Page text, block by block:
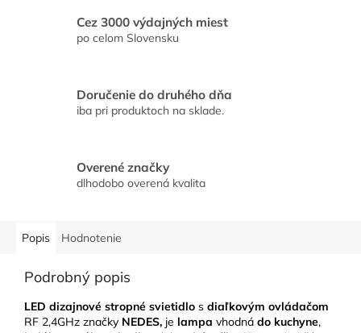
Cez 3000 výdajných miest
po celom Slovensku
Doručenie do druhého dňa
iba pri produktoch na sklade.
Overené značky
dlhodobo overená kvalita
Popis Hodnotenie
Podrobný popis
LED dizajnové stropné svietidlo s diaľkovým ovládačom
RF 2,4GHz značky NEDES, je lampa vhodná do kuchyne,